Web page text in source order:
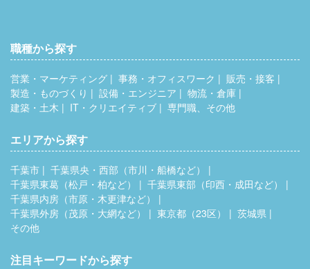
職種から探す
営業・マーケティング 事務・オフィスワーク
販売・接客
製造・ものづくり
設備・エンジニア
物流・倉庫
建築・土木
IT・クリエイティブ 専門職、その他
エリアから探す
千葉市
千葉県央・西部（市川・船橋など）
千葉県東葛（松戸・柏など）
千葉県東部（印西・成田など）
千葉県内房（市原・木更津など）
千葉県外房（茂原・大網など）
東京都（23区）
茨城県
その他
注目キーワードから探す